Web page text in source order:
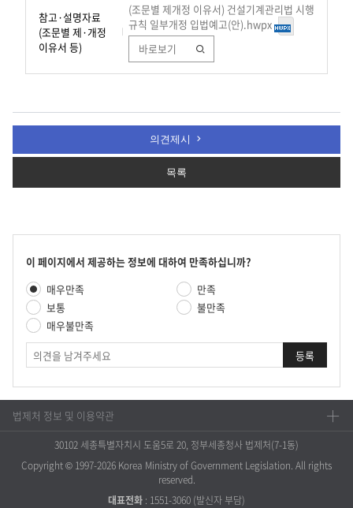
참고·설명자료
(조문별 제·개정
이유서 등)
(조문별 제개정 이유서) 건설기계관리법 시행
규칙 일부개정 입법예고(안).hwpx
바로보기
의견제시
목록
콘
츠
만
족
도
조
사
이 페이지에서 제공하는 정보에 대하여 만족하십니까?
만
족
도
평
가
매우만족
만족
보통
불만족
매우불만족
견
법제처 정보 및 이용약관
30102 세종특별자치시 도움5로 20, 정부세종청사 법제처(7-1동)
Copyright © 1997-2026 Korea Ministry of Government Legislation. All rights
reserved.
대표전화 : 1551-3060 (발신자 부담)